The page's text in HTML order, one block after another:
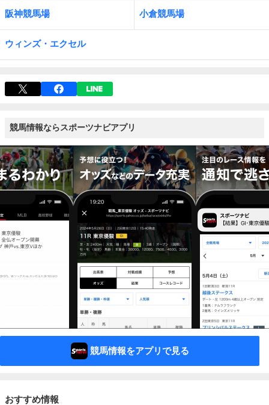
阪神競馬場 小倉競馬場
ウィンズ・エクセル
競馬情報ならスポーツナビアプリ
競馬情報をアプリで見る
おすすめ情報